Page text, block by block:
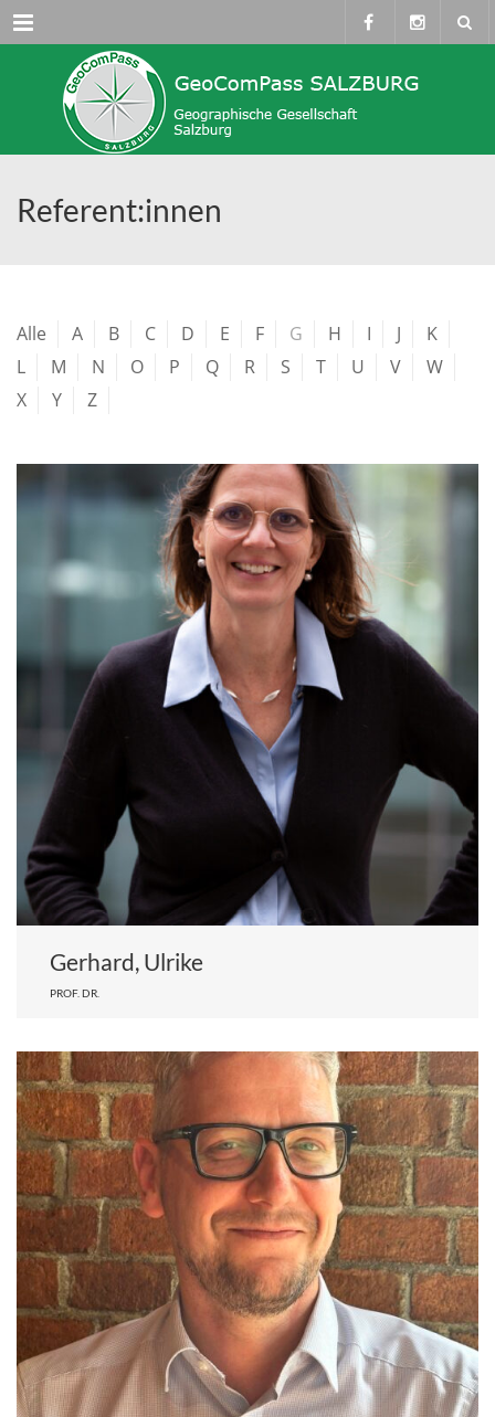
Menü
Referent:innen
Alle A B C D E F G H I J
K
L
M N O P Q R S T U V
W
X
Y Z
Gerhard, Ulrike
PROF. DR.